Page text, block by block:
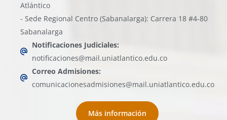
Atlántico
- Sede Regional Centro (Sabanalarga): Carrera 18 #4-80
Sabanalarga
Notificaciones Judiciales:
notificaciones@mail.uniatlantico.edu.co
Correo Admisiones:
comunicacionesadmisiones@mail.uniatlantico.edu.co
Más información